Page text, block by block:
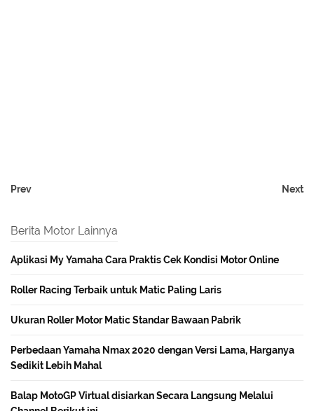
Prev Next
Berita Motor Lainnya
Aplikasi My Yamaha Cara Praktis Cek Kondisi Motor Online
Roller Racing Terbaik untuk Matic Paling Laris
Ukuran Roller Motor Matic Standar Bawaan Pabrik
Perbedaan Yamaha Nmax 2020 dengan Versi Lama, Harganya
Sedikit Lebih Mahal
Balap MotoGP Virtual disiarkan Secara Langsung Melalui